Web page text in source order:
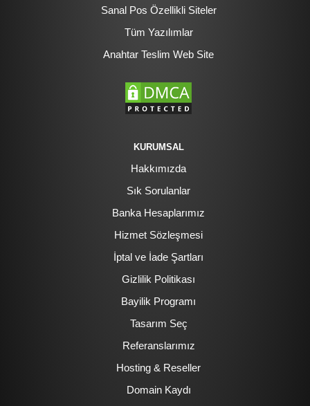
Sanal Pos Özellikli Siteler
Tüm Yazılımlar
Anahtar Teslim Web Site
KURUMSAL
Hakkımızda
Sık Sorulanlar
Banka Hesaplarımız
Hizmet Sözleşmesi
İptal ve İade Şartları
Gizlilik Politikası
Bayilik Programı
Tasarım Seç
Referanslarımız
Hosting & Reseller
Domain Kaydı